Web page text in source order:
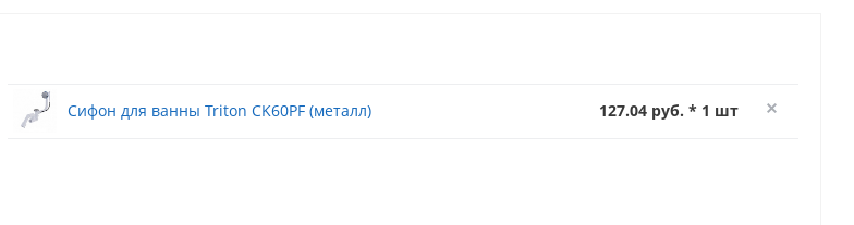
Сифон для ванны Triton CK60PF (металл) 127.04 руб. * 1 шт